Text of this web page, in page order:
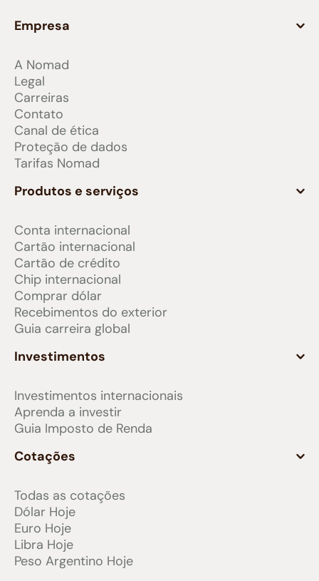
Empresa
A Nomad
Legal
Carreiras
Contato
Canal de ética
Proteção de dados
Tarifas Nomad
Produtos e serviços
Conta internacional
Cartão internacional
Cartão de crédito
Chip internacional
Comprar dólar
Recebimentos do exterior
Guia carreira global
Investimentos
Investimentos internacionais
Aprenda a investir
Guia Imposto de Renda
Cotações
Todas as cotações
Dólar Hoje
Euro Hoje
Libra Hoje
Peso Argentino Hoje